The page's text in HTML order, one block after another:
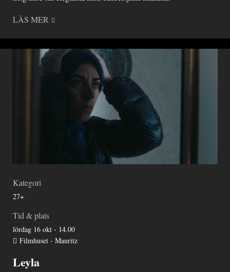
LÄS MER
Kategori
27+
Tid & plats
lördag 16 okt - 14.00
Filmhuset - Mauritz
Leyla